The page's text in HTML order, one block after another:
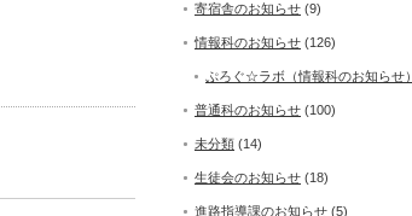
寄宿舎のお知らせ (9)
情報科のお知らせ (126)
ぷろぐ☆ラボ（情報科のお知らせ）
普通科のお知らせ (100)
未分類 (14)
生徒会のお知らせ (18)
進路指導課のお知らせ (5)